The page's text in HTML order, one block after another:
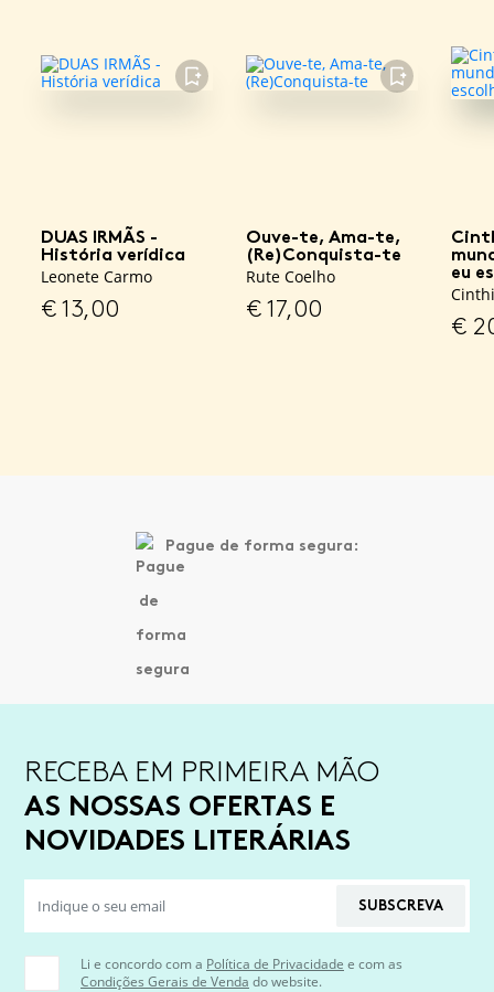
FAVORITO
DUAS IRMÃS -
História verídica
Leonete Carmo
€13,00
FAVORITO
Ouve-te, Ama-te,
(Re)Conquista-te
Rute Coelho
€17,00
eu
€
Pague de forma segura:
RECEBA EM PRIMEIRA MÃO
AS NOSSAS OFERTAS E
NOVIDADES LITERÁRIAS
SUBSCREVA
Li e concordo com a Política de Privacidade e com as
Condições Gerais de Venda do website.